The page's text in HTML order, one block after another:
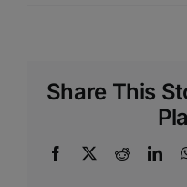
Share This
Facebook
X Reddit